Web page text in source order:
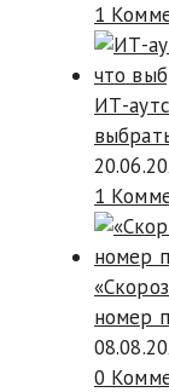
1
ИТ-
1
номер
0